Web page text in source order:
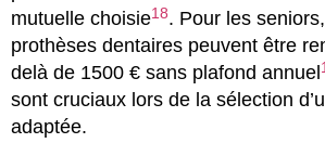
mutuelle choisie18. Pour les
prothèses dentaires peuvent être
delà de 1500 € sans plafond annuel
sont cruciaux lors de la sélection
adaptée.